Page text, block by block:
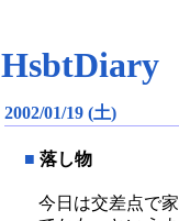
HsbtDiary
2002/01/19 (土)
■ 落し物
今日は交差点で